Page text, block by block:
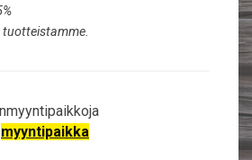
myyntipaikka